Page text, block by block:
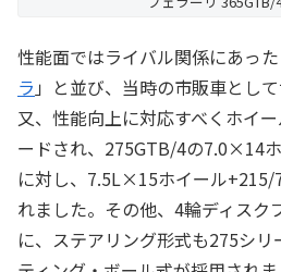
性能面ではライバル関係にあっ
ラ 」と並び、当時の市販車とし
又、性能向上に対応すべくホイ
ードされ、275GTB/4の7.0×14
に対し、7.5L×15ホイール+215/
れました。その他、4輪ディスク
に、ステアリング形式も275シ